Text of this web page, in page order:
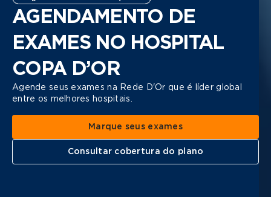
AGENDAMENTO DE
EXAMES NO HOSPITAL
COPA D’OR
Agende seus exames na Rede D'Or que é líder global
entre os melhores hospitais.
Marque seus exames
Consultar cobertura do plano